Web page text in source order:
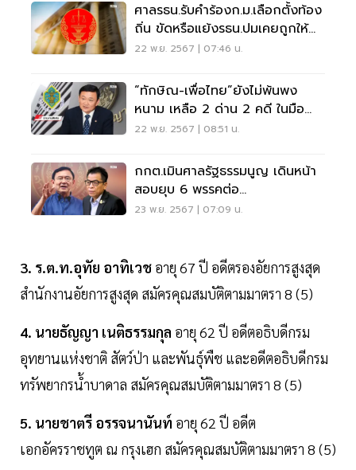
ศาลรธน.รับคำร้องก.ม.เลือกตั้งท้อง
ถิ่น ขัดหรือแย้งรธน.ปมเคยถูกให้
ออก 5 ปี
22 พ.ย. 2567 | 07:46 น.
“ทักษิณ-เพื่อไทย”ยังไม่พ้นพง
หนาม เหลือ 2 ด่าน 2 คดี ในมือ
กกต. - ศาลอาญา
22 พ.ย. 2567 | 08:51 น.
กกต.เมินศาลรัฐธรรมนูญ เดินหน้า
สอบยุบ 6 พรรคต่อ
ปม“ทักษิณ”ครอบงำ
23 พ.ย. 2567 | 07:09 น.
3. ร.ต.ท.อุทัย อาทิเวช อายุ 67 ปี อดีตรองอัยการสูงสุด
สำนักงานอัยการสูงสุด สมัครคุณสมบัติตามมาตรา 8 (5)
4. นายธัญญา เนติธรรมกุล อายุ 62 ปี อดีตอธิบดีกรม
อุทยานแห่งชาติ สัตว์ป่า และพันธุ์พืช และอดีตอธิบดีกรม
ทรัพยากรน้ำบาดาล สมัครคุณสมบัติตามมาตรา 8 (5)
5. นายชาตรี อรรจนานันท์ อายุ 62 ปี อดีต
เอกอัครราชทูต ณ กรุงเฮก สมัครคุณสมบัติตามมาตรา 8 (5)